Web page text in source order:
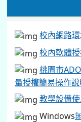
校內網路
校內軟體
桃園市
量授權簡易操作
教學設備
Windows